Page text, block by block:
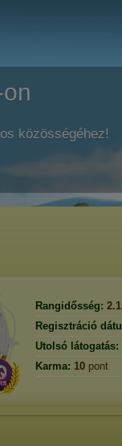
közösségéhez!
Rangidősség:
Regisztráció
Utolsó látogatás:
Karma: 10 pont